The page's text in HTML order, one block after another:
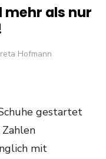
mehr als nur
Hofmann
gestartet
mit